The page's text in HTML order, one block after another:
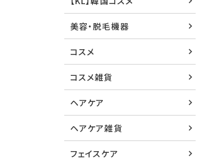
美容・脱毛機器
コスメ
コスメ雑貨
ヘアケア
ヘアケア雑貨
フェイスケア